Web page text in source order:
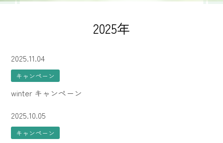
2025年
2025.11.04
キャンペーン
winter キャンペーン
2025.10.05
キャンペーン